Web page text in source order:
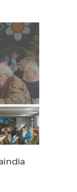
ren blitzar nagusia